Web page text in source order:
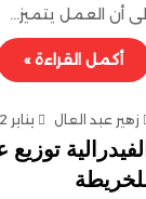
أن العمل يتميز…
أكمل القراءة »
زهير عبد العال يناير 2, 2026
الفيدرالية